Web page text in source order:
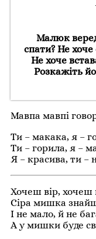
Малюк
спати? Не
Не хоче
Розкажіть
Мавпа мавпі
Ти – макака, я –
Ти – горила, я –
Я – красива, ти –
Хочеш вір, хочеш
Сіра мишка
І не мало, й не
А у мишки буде